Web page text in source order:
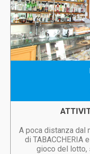
A poca distanza dal
di TABACCHERIA
gioco del lotto,